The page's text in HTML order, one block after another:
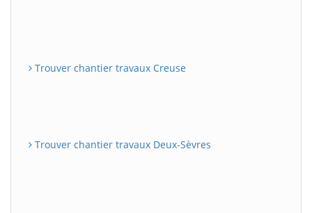
Trouver chantier travaux Creuse
Trouver chantier travaux Deux-Sèvres